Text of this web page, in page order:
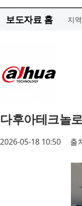
보도자료 홈 지
다후아테크놀
2026-05-18 10:50 출